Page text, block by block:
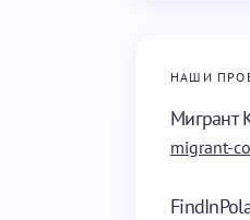
НАШИ
Мигрант
migrant-